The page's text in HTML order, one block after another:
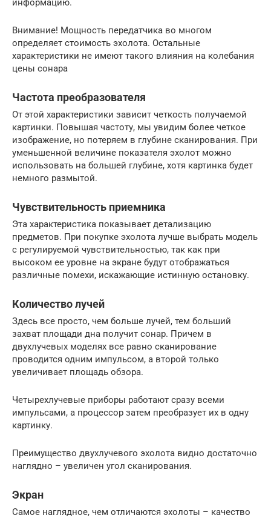
информацию.
Внимание! Мощность передатчика во многом
определяет стоимость эхолота. Остальные
характеристики не имеют такого влияния на колебания
цены сонара
Частота преобразователя
От этой характеристики зависит четкость получаемой
картинки. Повышая частоту, мы увидим более четкое
изображение, но потеряем в глубине сканирования. При
уменьшенной величине показателя эхолот можно
использовать на большей глубине, хотя картинка будет
немного размытой.
Чувствительность приемника
Эта характеристика показывает детализацию
предметов. При покупке эхолота лучше выбрать модель
с регулируемой чувствительностью, так как при
высоком ее уровне на экране будут отображаться
различные помехи, искажающие истинную остановку.
Количество лучей
Здесь все просто, чем больше лучей, тем больший
захват площади дна получит сонар. Причем в
двухлучевых моделях все равно сканирование
проводится одним импульсом, а второй только
увеличивает площадь обзора.
Четырехлучевые приборы работают сразу всеми
импульсами, а процессор затем преобразует их в одну
картинку.
Преимущество двухлучевого эхолота видно достаточно
наглядно – увеличен угол сканирования.
Экран
Самое наглядное, чем отличаются эхолоты – качество